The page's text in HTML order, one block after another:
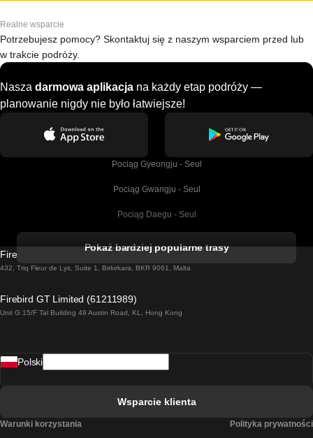
Realne wsparcie
Potrzebujesz pomocy? Skontaktuj się z naszym wsparciem przed lub
w trakcie podróży.
Nasza darmowa aplikacja na każdy etap podróży —
planowanie nigdy nie było łatwiejsze!
Pociąg Gyeongju - Seul
Pociąg Gwangju - Seul
Pociąg Daegu - Seul
Pociąg Dublin - Galway
Pociąg Rzym - Neapol
Pokaż bardziej popularne trasy
Firebird GT Limited (OC 1451)
432, Triq Fleur de Lys, Suite 1, Birkirkara, BKR 9061, Malta
Firebird GT Limited (61211989)
Unit G 15/F Tal Building 49 Austin Road, KL, Hong Kong
Polski
Wsparcie klienta
Warunki korzystania Polityka prywatności